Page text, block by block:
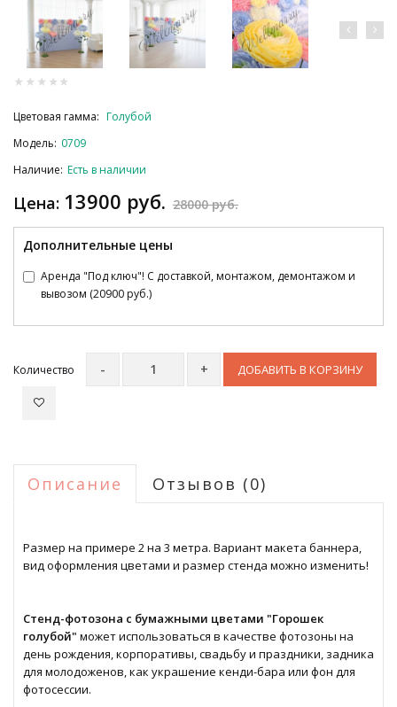
Цветовая гамма: Голубой
Модель: 0709
Наличие: Есть в наличии
Цена: 13900 руб. 28000 руб.
Дополнительные цены
Аренда "Под ключ"! С доставкой, монтажом, демонтажом и
вывозом (20900 руб.)
Количество ДОБАВИТЬ В КОРЗИНУ
Описание Отзывов (0)
Размер на примере 2 на 3 метра. Вариант макета баннера,
вид оформления цветами и размер стенда можно изменить!
Стенд-фотозона с бумажными цветами "Горошек
голубой" может использоваться в качестве фотозоны на
день рождения, корпоративы, свадьбу и праздники, задника
для молодоженов, как украшение кенди-бара или фон для
фотосессии.